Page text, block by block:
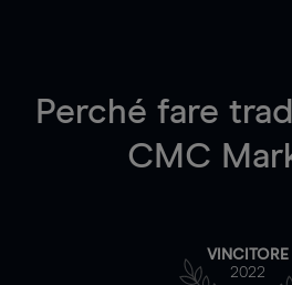
Perché fare
CMC
VINCITORE
2022